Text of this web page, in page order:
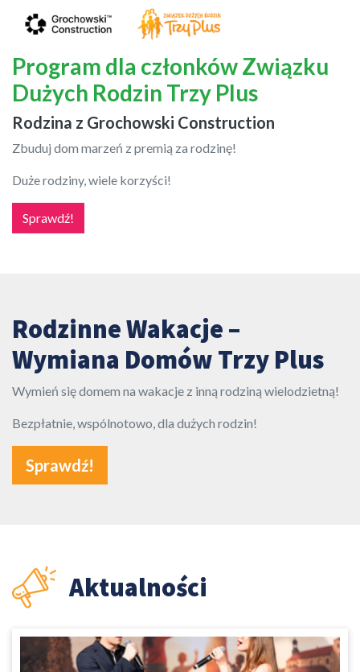
Program dla członków Związku
Dużych Rodzin Trzy Plus
Rodzina z Grochowski Construction
Zbuduj dom marzeń z premią za rodzinę!
Duże rodziny, wiele korzyści!
Sprawdź!
Rodzinne Wakacje –
Wymiana Domów Trzy Plus
Wymień się domem na wakacje z inną rodziną wielodzietną!
Bezpłatnie, wspólnotowo, dla dużych rodzin!
Sprawdź!
Aktualności